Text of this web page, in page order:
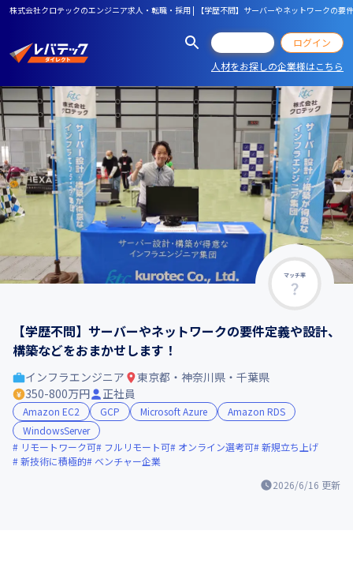
株式会社クロテックのエンジニア求人・転職・採用 | 【学歴不問】サーバーやネットワークの要
ログイン
人材をお探しの企業様はこちら
マッチ率
【学歴不問】サーバーやネットワークの要件定義や設計、
構築などをおまかせします！
2026/6/16 更新
インフラエンジニア
東京都・神奈川県・千葉県
350-800万円
正社員
Amazon EC2 GCP Microsoft Azure
Amazon RDS
WindowsServer
リモートワーク可
フルリモート可 オンライン選考可 新規立ち上げ
新技術に積極的
ベンチャー企業